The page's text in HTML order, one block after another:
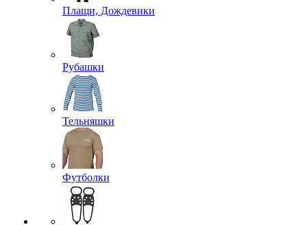
Плащи, Дождевики
Рубашки
Тельняшки
Футболки